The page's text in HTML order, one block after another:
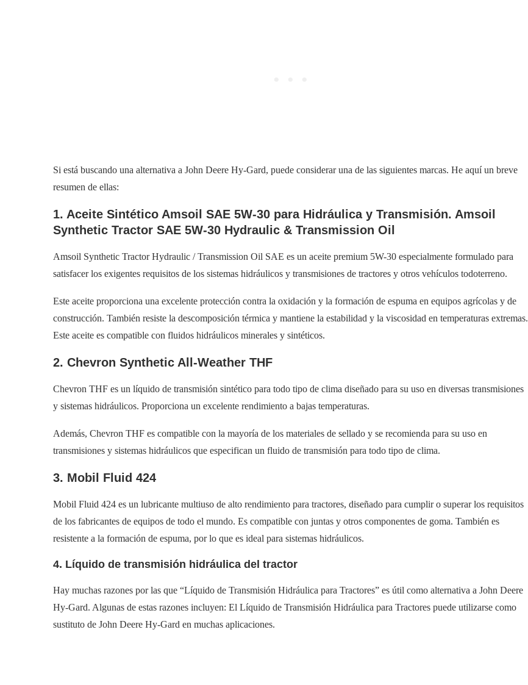
Si está buscando una alternativa a John Deere Hy-Gard, puede considerar una de las siguientes marcas. He aquí un breve
resumen de ellas:
1. Aceite Sintético Amsoil SAE 5W-30 para Hidráulica y Transmisión. Amsoil
Synthetic Tractor SAE 5W-30 Hydraulic & Transmission Oil
Amsoil Synthetic Tractor Hydraulic / Transmission Oil SAE es un aceite premium 5W-30 especialmente formulado para
satisfacer los exigentes requisitos de los sistemas hidráulicos y transmisiones de tractores y otros vehículos todoterreno.
Este aceite proporciona una excelente protección contra la oxidación y la formación de espuma en equipos agrícolas y de
construcción. También resiste la descomposición térmica y mantiene la estabilidad y la viscosidad en temperaturas extremas.
Este aceite es compatible con fluidos hidráulicos minerales y sintéticos.
2. Chevron Synthetic All-Weather THF
Chevron THF es un líquido de transmisión sintético para todo tipo de clima diseñado para su uso en diversas transmisiones
y sistemas hidráulicos. Proporciona un excelente rendimiento a bajas temperaturas.
Además, Chevron THF es compatible con la mayoría de los materiales de sellado y se recomienda para su uso en
transmisiones y sistemas hidráulicos que especifican un fluido de transmisión para todo tipo de clima.
3. Mobil Fluid 424
Mobil Fluid 424 es un lubricante multiuso de alto rendimiento para tractores, diseñado para cumplir o superar los requisitos
de los fabricantes de equipos de todo el mundo. Es compatible con juntas y otros componentes de goma. También es
resistente a la formación de espuma, por lo que es ideal para sistemas hidráulicos.
4. Líquido de transmisión hidráulica del tractor
Hay muchas razones por las que “Líquido de Transmisión Hidráulica para Tractores” es útil como alternativa a John Deere
Hy-Gard. Algunas de estas razones incluyen: El Líquido de Transmisión Hidráulica para Tractores puede utilizarse como
sustituto de John Deere Hy-Gard en muchas aplicaciones.